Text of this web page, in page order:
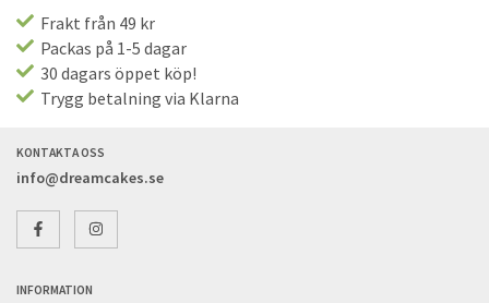
Frakt från 49 kr
Packas på 1-5 dagar
30 dagars öppet köp!
Trygg betalning via Klarna
KONTAKTA OSS
info@dreamcakes.se
INFORMATION